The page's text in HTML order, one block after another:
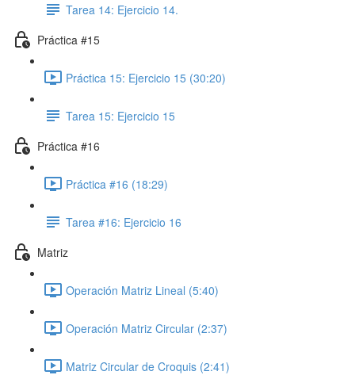
Tarea 14: Ejercicio 14.
Práctica #15
Práctica 15: Ejercicio 15 (30:20)
Tarea 15: Ejercicio 15
Práctica #16
Práctica #16 (18:29)
Tarea #16: Ejercicio 16
Matriz
Operación Matriz Lineal (5:40)
Operación Matriz Circular (2:37)
Matriz Circular de Croquis (2:41)